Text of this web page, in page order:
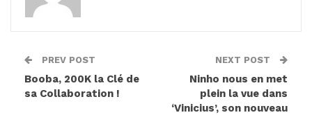
PREV POST
Booba, 200K la Clé de
sa Collaboration !
NEXT POST
Ninho nous en met
plein la vue dans
‘Vinicius’, son nouveau